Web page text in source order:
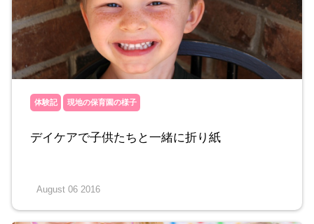
体験記 現地の保育園の様子
デイケアで子供たちと一緒に折り紙
August 06 2016